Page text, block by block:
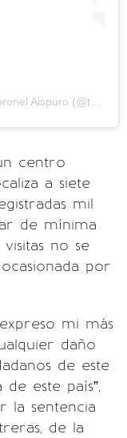
centro
a siete
mil
de mínima
no se
por
mi más
daño
de este
este país”,
la sentencia
de la